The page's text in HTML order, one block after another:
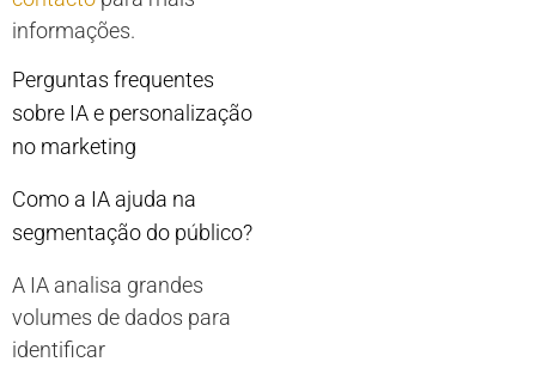
informações.
Perguntas frequentes
sobre IA e personalização
no marketing
Como a IA ajuda na
segmentação do público?
A IA analisa grandes
volumes de dados para
identificar